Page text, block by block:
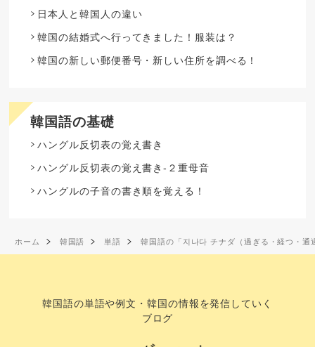
日本人と韓国人の違い
韓国の結婚式へ行ってきました！服装は？
韓国の新しい郵便番号・新しい住所を調べる！
韓国語の基礎
ハングル反切表の覚え書き
ハングル反切表の覚え書き-２重母音
ハングルの子音の書き順を覚える！
ホーム 韓国語 単語 韓国語の「지나다 チナダ（過ぎる・経つ・通
韓国語の単語や例文・韓国の情報を発信していく
ブログ